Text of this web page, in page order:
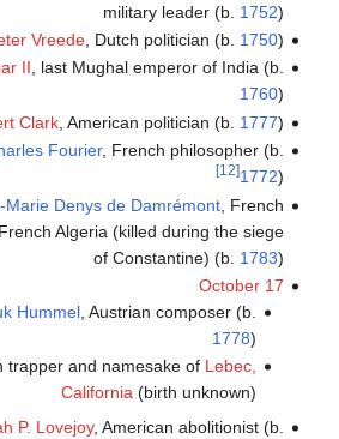
military leader (b. 1752)
Vreede, Dutch politician (b. 1750)
II, last Mughal emperor of India (b.
1760)
Clark, American politician (b. 1777)
Fourier, French philosopher (b.
1772)
[12]
Marie Denys de Damrémont, French
Algeria (killed during the siege
of Constantine) (b. 1783)
October 17
Hummel , Austrian composer (b.
1778)
trapper and namesake of Lebec,
California (birth unknown)
P. Lovejoy, American abolitionist (b.